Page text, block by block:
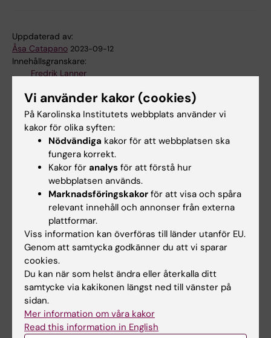
Uppdaterad av:
Åsa Catapano 2023-09-12
Innehållsgranskare:
Fredrik Lanner
Dela
Mer om det här ämnet
Intervju i TV4 - Embryo utan varken livmoder, ägg
eller sperma har odlats fram
Artikeln "Complete human day 14 post-implantation
embryo models from naïve ES c…
Kort om embryomodeller från Statens medicinsk-
etiska råd
Vi använder kakor (cookies)
På Karolinska Institutets webbplats använder vi
kakor för olika syften:
Nödvändiga kakor för att webbplatsen ska
fungera korrekt.
Kakor för analys för att förstå hur
webbplatsen används.
Marknadsföringskakor för att visa och spåra
relevant innehåll och annonser från externa
plattformar.
Viss information kan överföras till länder utanför EU.
Genom att samtycka godkänner du att vi sparar
cookies.
Du kan när som helst ändra eller återkalla ditt
samtycke via kakikonen längst ned till vänster på
sidan.
Mer information om våra kakor
Read this information in English